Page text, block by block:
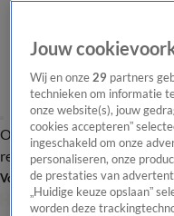
Overzicht Laatste nieuws
redactie
Volg Hart van Nederland
Jouw
Wij en onze29 partners
technieken om informatie
onze website(s), jouw
cookies accepteren”
ingeschakeld om onze
personaliseren, onze
de prestaties van
„Huidige keuze opslaan”
worden deze